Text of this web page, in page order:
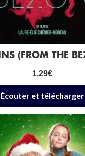
1,29€
Écouter et télécharger